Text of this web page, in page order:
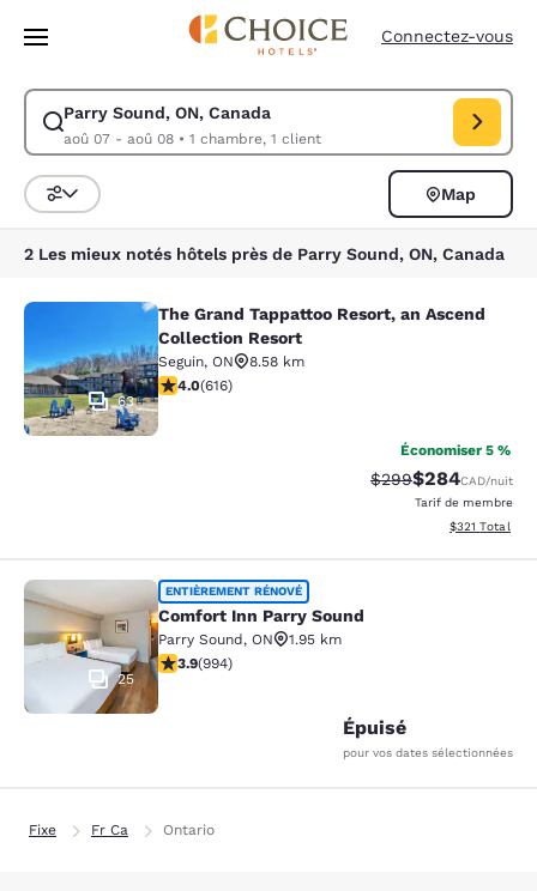
Passer à Contenu Principal
Connectez-vous
Parry Sound, ON, Canada
aoû 07 - aoû 08• 1 chambre, 1 client
Modifiez la recherche pour Parry Sound, ON, Canada. Date d’arrivée
Trier et filtrer
Map
2 Les mieux notés hôtels près de Parry Sound, ON, Canada
The Grand Tappattoo Resort, an
63
The Grand Tappattoo Resort, an Ascend
Collection Resort
Seguin, ON
8.58 km
4 étoiles. Très bon. 616 commentaires
4.0(616)
Économiser 5 %
Tarif barré :
$299Tarif réduit :
$284CAD/nuit
Tarif de membre
Afficher les
$321 Total
Comfort Inn Parry Sound
25
ENTIÈREMENT RÉNOVÉ
Comfort Inn Parry Sound
Parry Sound, ON
1.95 km
3.92 étoiles. Bien. 994 commentaires
3.9(994)
Épuisé
pour vos dates sélectionnées
Fixe Fr Ca Ontario